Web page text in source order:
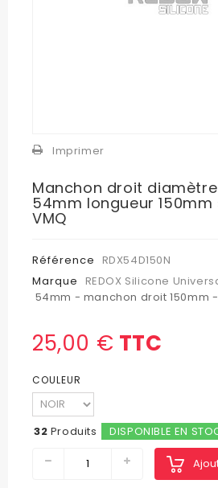
Imprimer
Manchon droit
54mm longueur 150mm
VMQ
Référence
RDX54D150N
Marque
REDOX Silicone
54mm - manchon droit 150mm -
25,00 € TTC
COULEUR
32 Produits DISPONIBLE EN